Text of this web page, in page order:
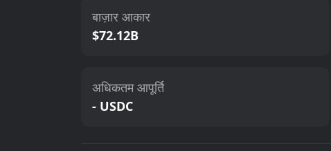
बाज़ार आकार
$72.12B
अधिकतम आपूर्ति
- USDC